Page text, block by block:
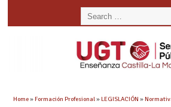
Home»Formación Profesional»LEGISLACIÓN »